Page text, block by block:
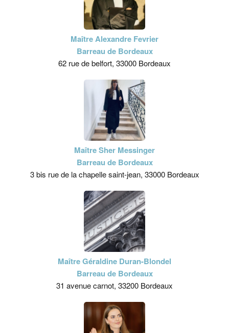
Maître Alexandre Fevrier
Barreau de Bordeaux
62 rue de belfort, 33000 Bordeaux
Maître Sher Messinger
Barreau de Bordeaux
3 bis rue de la chapelle saint-jean, 33000 Bordeaux
Maître Géraldine Duran-Blondel
Barreau de Bordeaux
31 avenue carnot, 33200 Bordeaux